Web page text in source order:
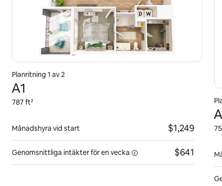
Planritning 1 av 2
A1
787 ft²
Månadshyra vid start $1,249
Genomsnittliga intäkter fören vecka $641